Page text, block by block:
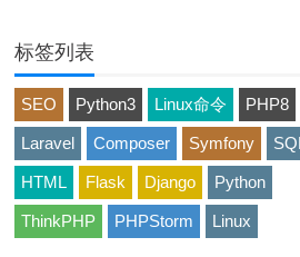
标签列表
SEO Python3 Linux命令 PHP8
Laravel Composer Symfony
HTML Flask Django Python
ThinkPHP PHPStorm Linux